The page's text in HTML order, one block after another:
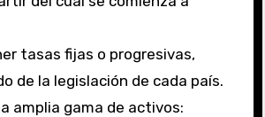
tasas fijas o progresivas,
de la legislación de cada país.
amplia gama de activos: